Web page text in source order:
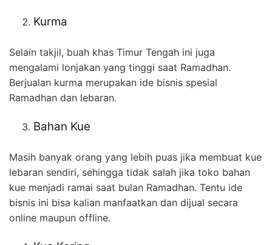
Kurma
Selain takjil, buah khas Timur Tengah ini juga
mengalami lonjakan yang tinggi saat Ramadhan.
Berjualan kurma merupakan ide bisnis spesial
Ramadhan dan lebaran.
Bahan Kue
Masih banyak orang yang lebih puas jika membuat kue
lebaran sendiri, sehingga tidak salah jika toko bahan
kue menjadi ramai saat bulan Ramadhan. Tentu ide
bisnis ini bisa kalian manfaatkan dan dijual secara
online maupun offline.